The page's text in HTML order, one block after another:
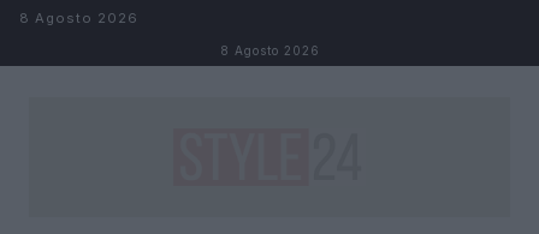
Salta al contenuto
8 Agosto 2026
8 Agosto 2026